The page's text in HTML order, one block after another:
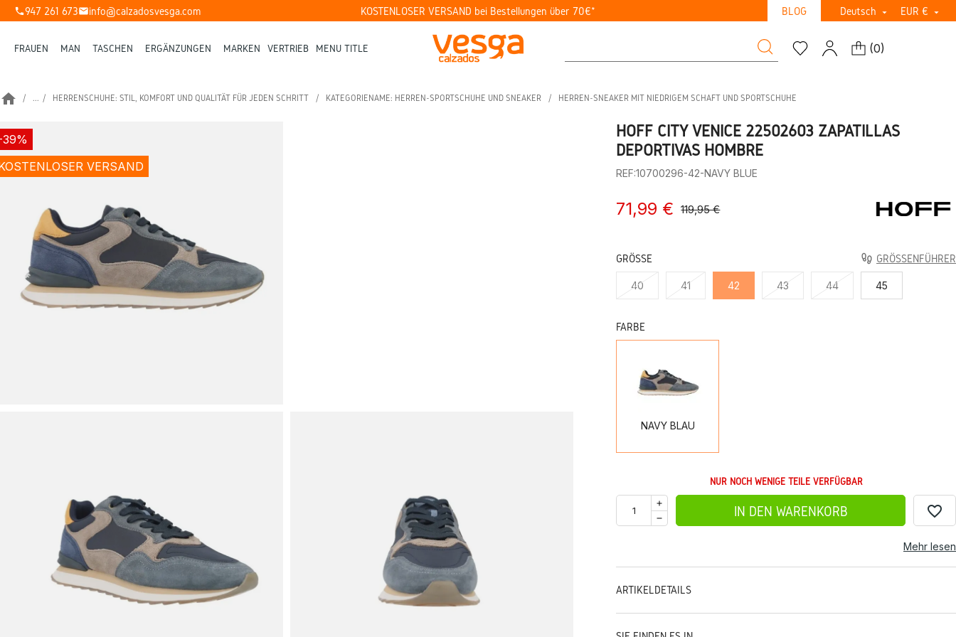
phone947 261 673mailinfo@calzadosvesga.com KOSTENLOSER VERSAND bei Bestellungen über 70€* BLOG Deutsch  EUR € 
FRAUEN MAN TASCHEN ERGÄNZUNGEN MARKEN VERTRIEB MENU TITLE (0)
home ... HERRENSCHUHE: STIL, KOMFORT UND QUALITÄT FÜR JEDEN SCHRITT KATEGORIENAME: HERREN-SPORTSCHUHE UND SNEAKER HERREN-SNEAKER MIT NIEDRIGEM SCHAFT UND SPORTSCHUHE
VERSAND
HOFF CITY VENICE 22502603 ZAPATILLAS
DEPORTIVAS HOMBRE
REF:10700296-42-NAVY BLUE
71,99 € 119,95 €
GRÖSSE GRÖSSENFÜHRER
40 41 42 43 44 45
FARBE
NAVY BLAU
NUR NOCH WENIGE TEILE VERFÜGBAR
IN DEN WARENKORB favorite_border
Mehr lesen
ARTIKELDETAILS